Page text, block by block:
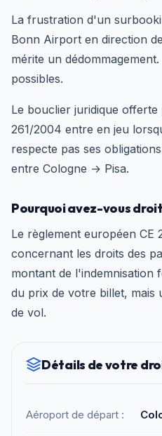
La frustration d'un
Bonn Airport en direction
mérite un
possibles.
Le bouclier juridique offerte
261/2004 entre en jeu
respecte pas ses
entre Cologne → Pisa.
Pourquoi avez-vous
Le règlement européen CE
concernant les droits des
montant de l'indemnisation
du prix de votre billet, mais
de vol.
Détails de votre
Aéroport de départ :